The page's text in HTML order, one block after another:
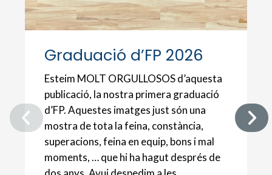
Graduació d’FP 2026
Esteim MOLT ORGULLOSOS d’aquesta
publicació, la nostra primera graduació
d’FP. Aquestes imatges just són una
mostra de tota la feina, constància,
superacions, feina en equip, bons i mal
moments, … que hi ha hagut després de